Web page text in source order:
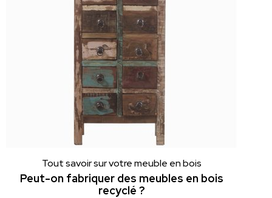
Tout savoir sur votre meuble en bois
Peut-on fabriquer des meubles en bois
recyclé ?